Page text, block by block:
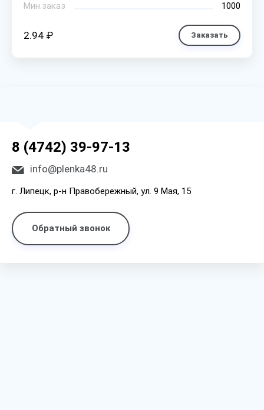
Мин.заказ
1000
2.94 ₽ Заказать
8 (4742) 39-97-13
info@plenka48.ru
г. Липецк, р-н Правобережный, ул. 9 Мая, 15
Обратный звонок